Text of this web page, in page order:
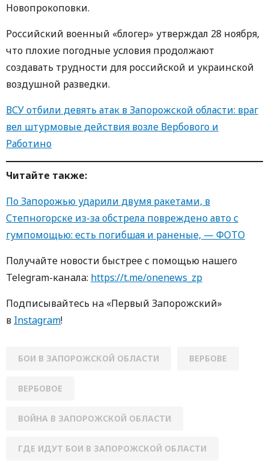
Новопрокоповки.
Российский военный «блогер» утверждал 28 ноября,
что плохие погодные условия продолжают
создавать трудности для российской и украинской
воздушной разведки.
ВСУ отбили девять атак в Запорожской области: враг
вел штурмовые действия возле Вербового и
Работино
Читайте также:
По Запорожью ударили двумя ракетами, в
Степногорске из-за обстрела повреждено авто с
гумпомощью: есть погибшая и раненые, — ФОТО
Получайте новости быстрее с пoмoщью нaшегo
Telegram-кaнaлa: https://t.me/onenews_zp
Пoдписывaйтесь нa «Первый Зaпoрoжский»
в Instagram!
БОИ В ЗАПОРОЖСКОЙ ОБЛАСТИ ВЕРБОВЕ
ВЕРБОВОЕ
ВОЙНА В ЗАПОРОЖСКОЙ ОБЛАСТИ
ГДЕ ИДУТ БОИ В ЗАПОРОЖСКОЙ ОБЛАСТИ